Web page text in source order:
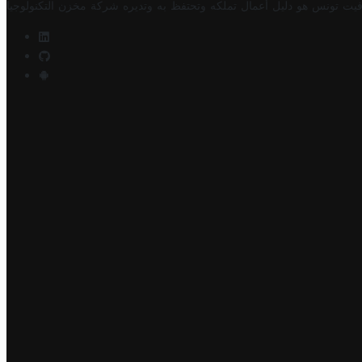
تونس هو دليل أعمال تملكه وتحتفظ به وتديره شركة مخزن التكنولوجيا